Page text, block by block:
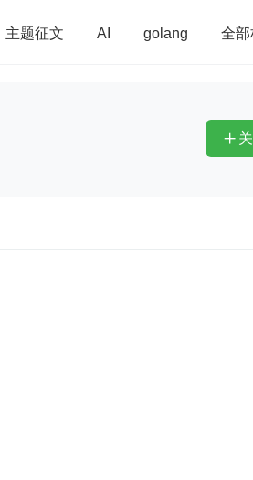
主题征文 AI golang 全
redis
